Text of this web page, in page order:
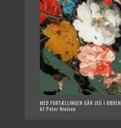
MED FORTÆLLINGEN GÅR JEG I DØDEN
Af Peter Nielsen